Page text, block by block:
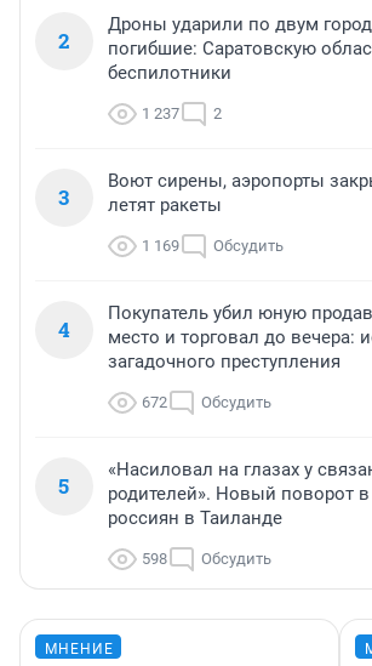
2
Дроны ударили по двум
погибшие: Саратовскую
беспилотники
1 237 2
3
Воют сирены, аэропорты
летят ракеты
1 169 Обсудить
4
Покупатель убил юную
место и торговал до вечера:
загадочного преступления
672 Обсудить
5
«Насиловал на глазах у
родителей». Новый поворот
россиян в Таиланде
598 Обсудить
МНЕНИЕ